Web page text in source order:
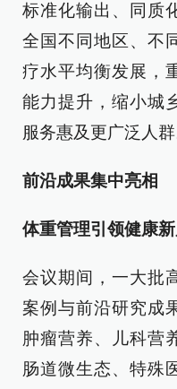
标准化输出、同质
全国不同地区、不
疗水平均衡发展，
能力提升，缩小城
服务惠及更广泛人群
前沿成果集中亮相
体重管理引领健康
会议期间，一大批
案例与前沿研究成
肿瘤营养、儿科营
肠道微生态、特殊